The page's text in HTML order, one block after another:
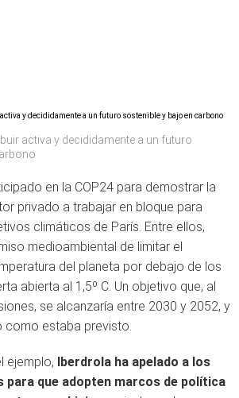
activa y decididamente a un futuro
en la COP24 para demostrar la
privado a trabajar en bloque para
climáticos de París. Entre ellos,
medioambiental de limitar el
del planeta por debajo de los
abierta al 1,5º C. Un objetivo que, al
se alcanzaría entre 2030 y 2052, y
como estaba previsto.
ejemplo, Iberdrola ha apelado a los
para que adopten marcos de política